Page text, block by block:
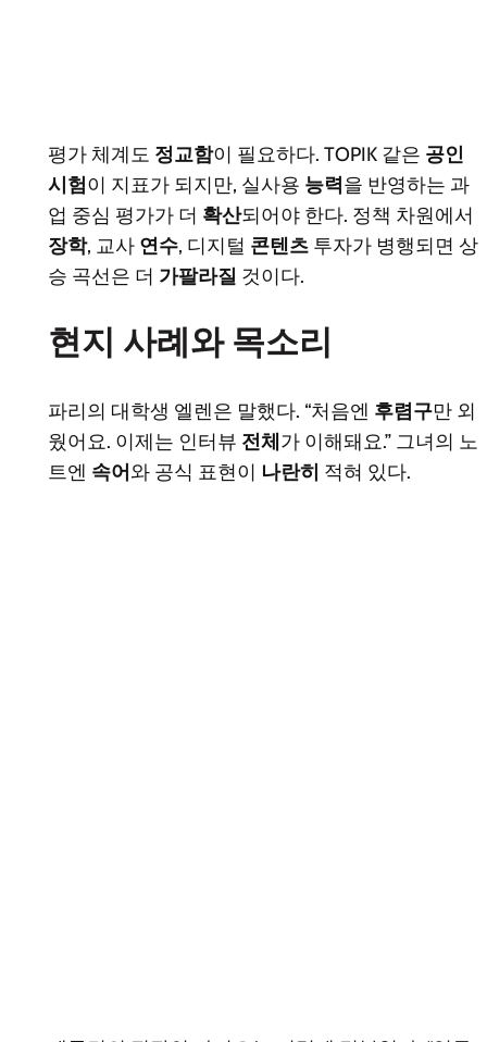
평가 체계도 정교함이 필요하다. TOPIK 같은 공인
시험이 지표가 되지만, 실사용 능력을 반영하는 과
업 중심 평가가 더 확산되어야 한다. 정책 차원에서
장학, 교사 연수, 디지털 콘텐츠 투자가 병행되면 상
승 곡선은 더 가팔라질 것이다.
현지 사례와 목소리
파리의 대학생 엘렌은 말했다. “처음엔 후렴구만 외
웠어요. 이제는 인터뷰 전체 가 이해돼요.” 그녀의 노
트엔 속어 와 공식 표현이 나란히 적혀 있다.